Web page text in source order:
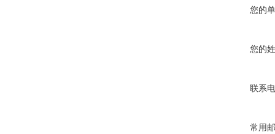
您的
您的
联系
常用